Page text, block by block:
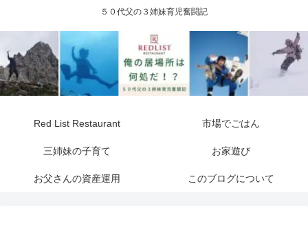
５０代父の３姉妹育児奮闘記
Red List Restaurant 市場でごはん
三姉妹の子育て お家遊び
お父さんの資産運用 このブログについて